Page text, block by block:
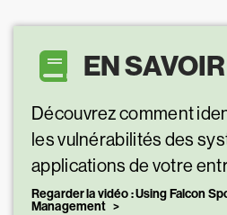
EN
Découvrez comment
les vulnérabilités des
applications de votre
Regarder la vidéo : Using Falcon
Management